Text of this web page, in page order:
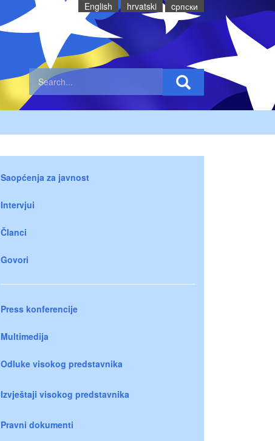
English hrvatski cрпски
Saopćenja za javnost
Intervjui
Članci
Govori
Press konferencije
Multimedija
Odluke visokog predstavnika
Izvještaji visokog predstavnika
Pravni dokumenti